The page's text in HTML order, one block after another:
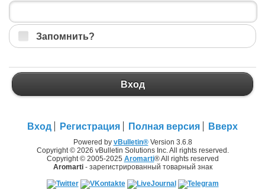
Запомнить?
Вход
Вход Регистрация Полная версия Вверх
Powered by vBulletin®Version 3.6.8
Copyright © 2026 vBulletin Solutions Inc. All rights reserved.
Copyright © 2005-2025 Aromarti® All rights reserved
Aromarti- зарегистрированный товарный знак